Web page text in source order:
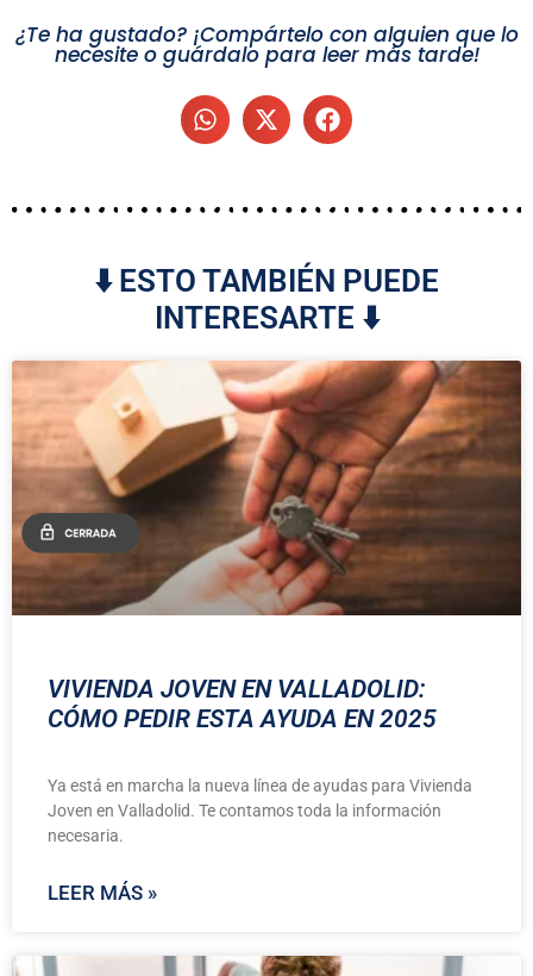
¿Te ha gustado? ¡Compártelo con alguien que lo
necesite o guárdalo para leer más tarde!
⬇️ ESTO TAMBIÉN PUEDE
INTERESARTE ⬇️
VIVIENDA JOVEN EN VALLADOLID:
CÓMO PEDIR ESTA AYUDA EN 2025
Ya está en marcha la nueva línea de ayudas para Vivienda
Joven en Valladolid. Te contamos toda la información
necesaria.
LEER MÁS »